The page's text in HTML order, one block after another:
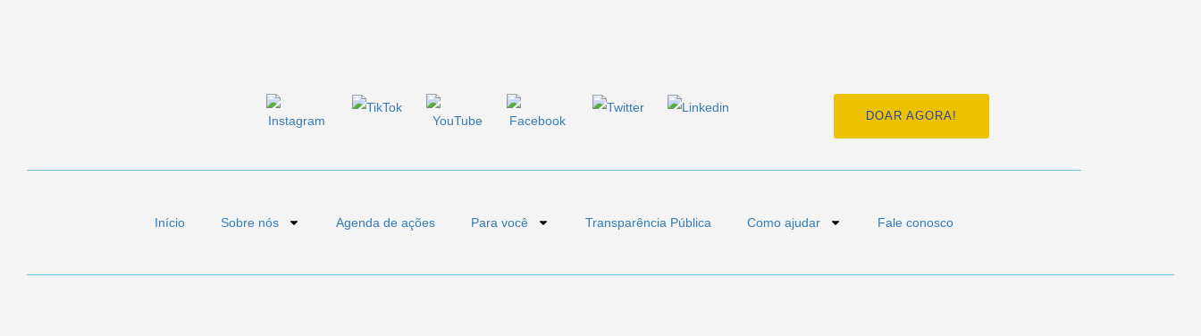
DOAR AGORA!
Início Sobre nós Agenda de ações Para você Transparência Pública Como ajudar Fale conosco